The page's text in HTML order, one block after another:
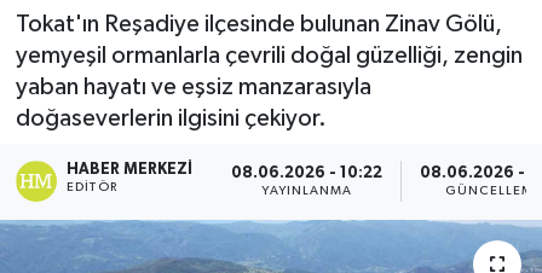
Tokat'ın Reşadiye ilçesinde bulunan Zinav Gölü,
yemyeşil ormanlarla çevrili doğal güzelliği, zengin
yaban hayatı ve eşsiz manzarasıyla
doğaseverlerin ilgisini çekiyor.
HABER MERKEZI
EDITÖR
08.06.2026 - 10:22
YAYINLANMA
08.06.2026 -
GÜNCELLEME
Gündem
Magazin
Spor
Süper Lig Puan Durumu ve Fikstür
Tüm Manşetler